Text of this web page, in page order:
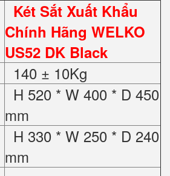
Két Sắt Xuất Khẩu
Chính Hãng WELKO
US52 DK Black
140 ± 10Kg
H 520 * W 400 * D 450
mm
H 330 * W 250 * D 240
mm